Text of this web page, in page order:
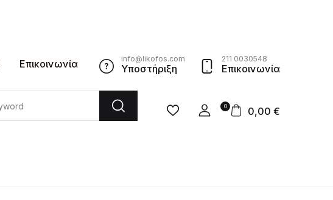
Επικοινωνία info@likofos.com
Υποστήριξη
211 0030548
Επικοινωνία
0 0,00 €